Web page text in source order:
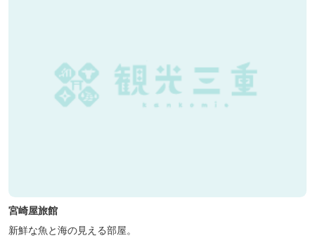
宮崎屋旅館
新鮮な魚と海の見える部屋。